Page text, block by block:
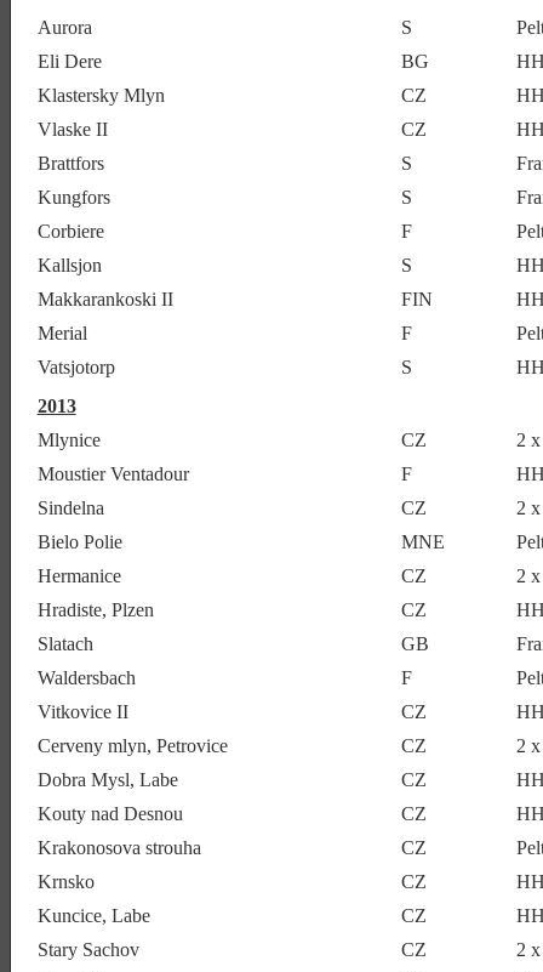
Aurora
S
Eli Dere
BG
Klastersky Mlyn
CZ
Vlaske II
CZ
Brattfors
S
Kungfors
S
Corbiere
F
Kallsjon
S
Makkarankoski II
FIN
Merial
F
Vatsjotorp
S
2013
Mlynice
CZ
2
Moustier Ventadour
F
Sindelna
CZ
2
Bielo Polie
MNE
Hermanice
CZ
2
Hradiste, Plzen
CZ
Slatach
GB
Waldersbach
F
Vitkovice II
CZ
Cerveny mlyn, Petrovice
CZ
2
Dobra Mysl, Labe
CZ
Kouty nad Desnou
CZ
Krakonosova strouha
CZ
Krnsko
CZ
Kuncice, Labe
CZ
Stary Sachov
CZ
2